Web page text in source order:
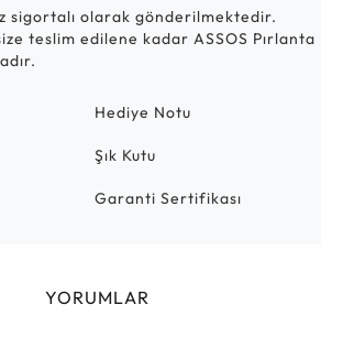
sigortalı olarak gönderilmektedir.
teslim edilene kadar ASSOS Pırlanta
Hediye Notu
Şık Kutu
Garanti Sertifikası
YORUMLAR